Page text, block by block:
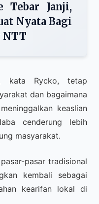
Tebar Janji,
Nyata Bagi
NTT
kata Rycko, tetap
dan bagaimana
keaslian
cenderung lebih
masyarakat.
pasar tradisional
kembali sebagai
kearifan lokal di